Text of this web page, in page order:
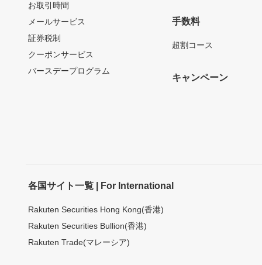
お取引時間
メールサービス
証券税制
クーポンサービス
バースデープログラム
手数料
超割コース
キャンペーン
各国サイト一覧 | For International
Rakuten Securities Hong Kong(香港)
Rakuten Securities Bullion(香港)
Rakuten Trade(マレーシア)